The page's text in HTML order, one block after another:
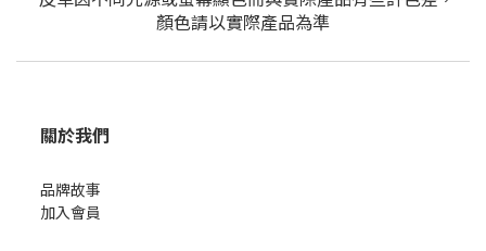
顏色請以實際產品為準
關於我們
品牌故事
加入會員